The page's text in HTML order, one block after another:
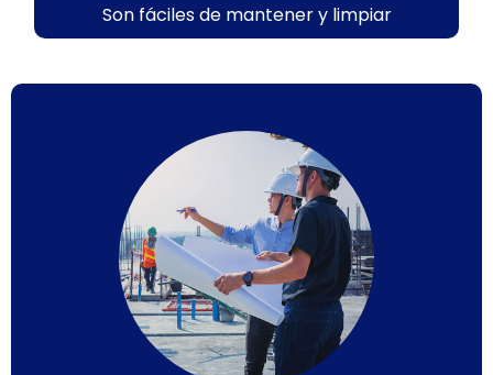
Son fáciles de mantener y limpiar